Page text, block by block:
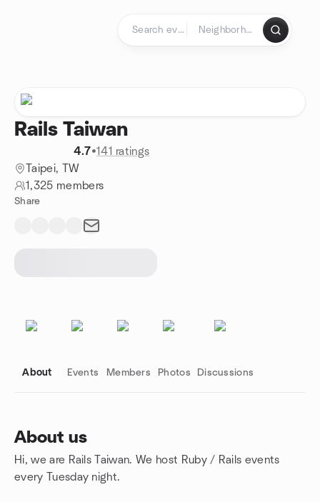
Rails Taiwan
4.7•141 ratings
Taipei, TW
1,325 members
Share
About Events Members Photos Discussions
About us
Hi, we are Rails Taiwan. We host Ruby / Rails events
every Tuesday night.
Group links